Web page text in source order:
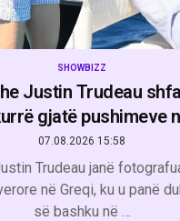
SHOWBIZZ
Justin Trudeau
gjatë pushimeve
07.08.2026 15:58
Trudeau janë
në Greqi, ku u panë
së bashku në …